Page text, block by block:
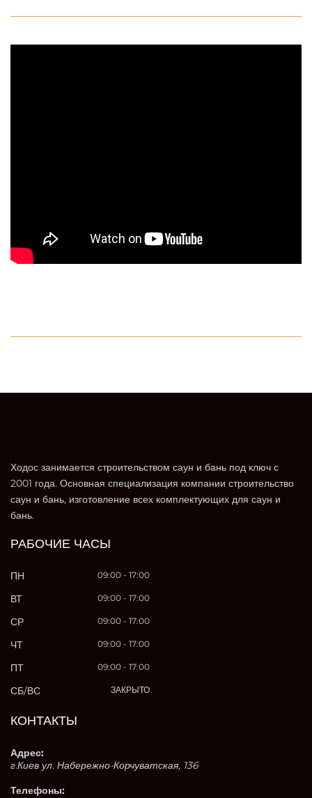
Ходос занимается строительством саун и бань под ключ с
2001 года. Основная специализация компании строительство
саун и бань, изготовление всех комплектующих для саун и
бань.
РАБОЧИЕ ЧАСЫ
ПН 09:00 - 17:00
ВТ 09:00 - 17:00
СР 09:00 - 17:00
ЧТ 09:00 - 17:00
ПТ 09:00 - 17:00
СБ/ВС ЗАКРЫТО
КОНТАКТЫ
Адрес:
г.Киев ул. Набережно-Корчуватская, 136
Телефоны: